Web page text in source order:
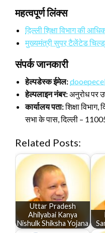
महत्वपूर्ण लिंक्स
दिल्ली शिक्षा विभाग की
मुख्यमंत्री सुपर टैलेंटेड
संपर्क जानकारी
हेल्पडेस्क ईमेल:
हेल्पलाइन नंबर:अनुरोध पर
कार्यालय पता:शिक्षा
सभा के पास, दिल्ली –
Related Posts:
Uttar Pradesh
Ahilyabai Kanya
Nishulk Shiksha Yojana